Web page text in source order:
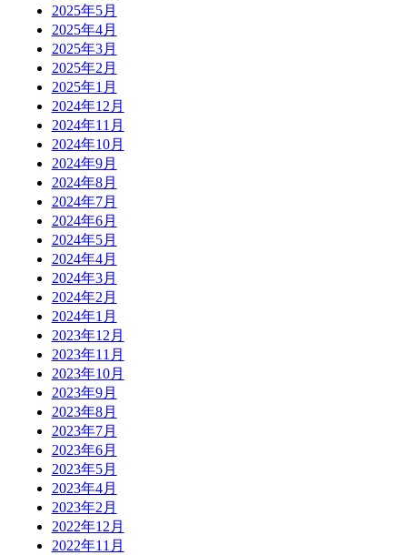
2025年5月
2025年4月
2025年3月
2025年2月
2025年1月
2024年12月
2024年11月
2024年10月
2024年9月
2024年8月
2024年7月
2024年6月
2024年5月
2024年4月
2024年3月
2024年2月
2024年1月
2023年12月
2023年11月
2023年10月
2023年9月
2023年8月
2023年7月
2023年6月
2023年5月
2023年4月
2023年2月
2022年12月
2022年11月